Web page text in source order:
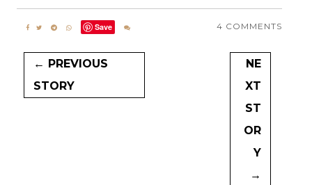
4 COMMENTS
Save
← PREVIOUS
STORY
NE
XT
ST
OR
Y
→